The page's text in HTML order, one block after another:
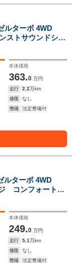
ルターボ 4WD
ストサウンドシス
ージ デコラテ
保証1年
本体価格
363.0 万円
走行 2.2万km
修復
なし
整備
法定整備付
ルターボ 4WD
コンフォートパ
ナビゲーショ
ラ 認定中古車
本体価格
249.0 万円
走行 5.1万km
修復
なし
整備
法定整備付